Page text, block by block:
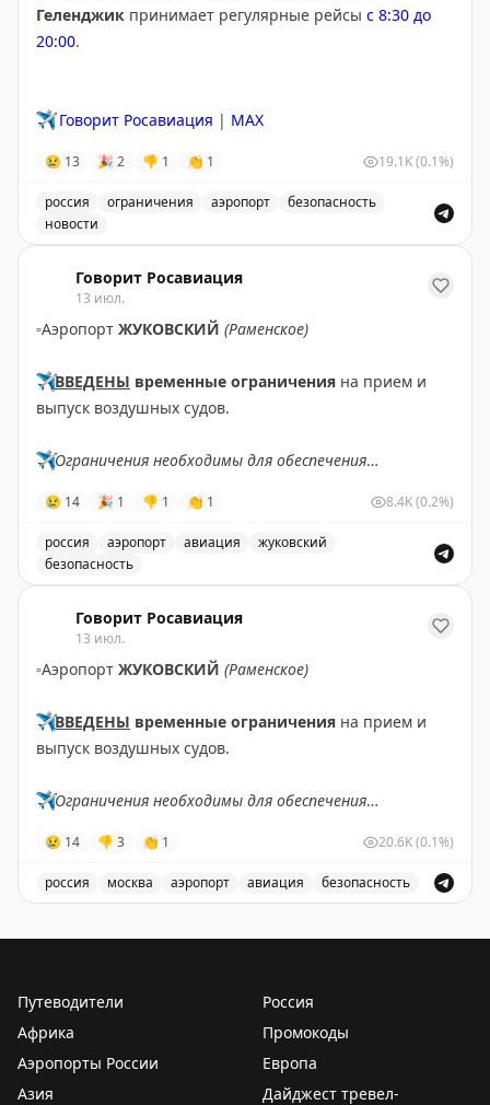
Геленджик принимает регулярные рейсы с 8:30 до
20:00.
✈️ Говорит Росавиация | MAX
😢 13 🎉 2 👎 1 👏 1 19.1K(0.1%)
россия ограничения аэропорт
безопасность
новости
Говорит Росавиация
13 июл.
▫️Аэропорт ЖУКОВСКИЙ (Раменское)
✈️ВВЕДЕНЫ временные ограничения на прием и
выпуск воздушных судов.
✈️Ограничения необходимы для обеспечения
✈️ Говорит Росавиация|MАХ
😢 14 🎉 1 👎 1 👏 1 8.4K(0.2%)
россия аэропорт авиация
жуковский
безопасность
Говорит Росавиация
13 июл.
▫️Аэропорт ЖУКОВСКИЙ (Раменское)
✈️ВВЕДЕНЫ временные ограничения на прием и
выпуск воздушных судов.
✈️Ограничения необходимы для обеспечения
✈️ Говорит Росавиация| MАХ
😢 14 👎 3 👏 1 20.6K(0.1%)
россия москва аэропорт авиация безопасность
Путеводители
Россия
Африка
Промокоды
Аэропорты России
Европа
Азия
Дайджест тревел-